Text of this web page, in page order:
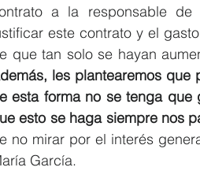
a la responsable de
este contrato y el
les plantearemos
esta forma no se tenga
esto se haga siempre nos
no mirar por el interés
García.